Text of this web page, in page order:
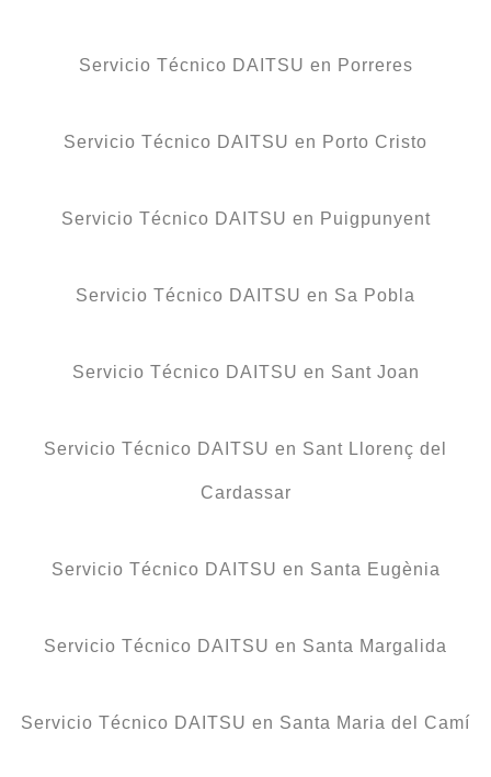
Servicio Técnico DAITSU en Porreres
Servicio Técnico DAITSU en Porto Cristo
Servicio Técnico DAITSU en Puigpunyent
Servicio Técnico DAITSU en Sa Pobla
Servicio Técnico DAITSU en Sant Joan
Servicio Técnico DAITSU en Sant Llorenç del
Cardassar
Servicio Técnico DAITSU en Santa Eugènia
Servicio Técnico DAITSU en Santa Margalida
Servicio Técnico DAITSU en Santa Maria del Camí